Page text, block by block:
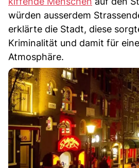
würden ausserdem
erklärte die Stadt, diese
Kriminalität und damit für
Atmosphäre.